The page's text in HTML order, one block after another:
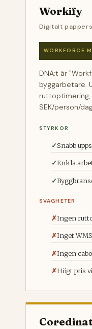
Workify
Digitalt
WORKFORCE
DNA:t är
byggarbetare.
ruttoptimering,
SEK/person/
STYRKOR
Snabb
Enkla
SVAGHETER
Ingen
Inget WMS
Ingen
Högt pris